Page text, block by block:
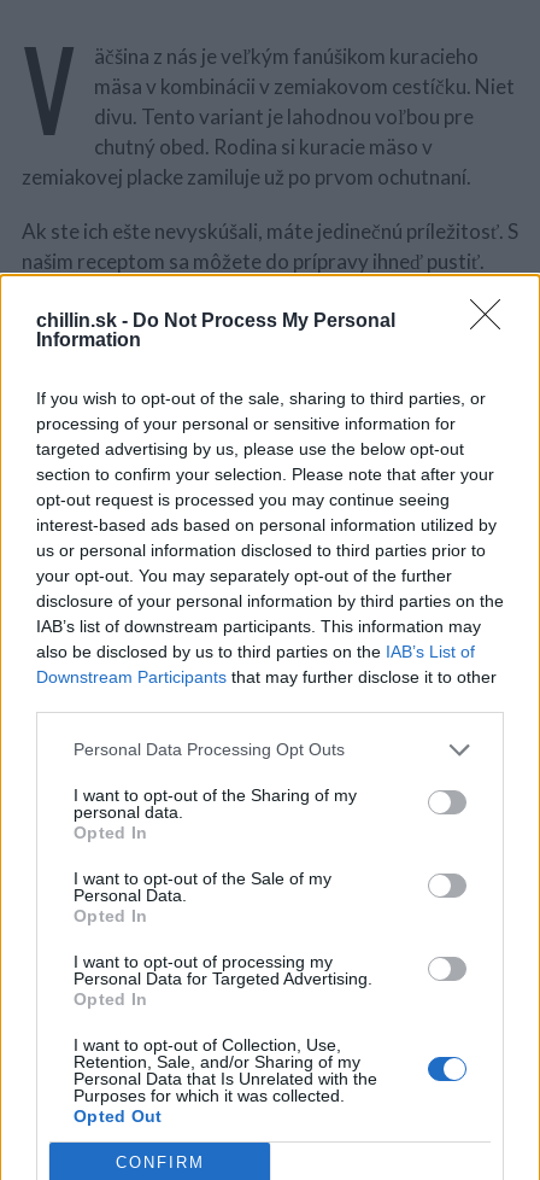
chillin.sk - Do Not Process My Personal
Information
If you wish to opt-out of the sale, sharing to third parties, or
processing of your personal or sensitive information for
targeted advertising by us, please use the below opt-out
section to confirm your selection. Please note that after your
opt-out request is processed you may continue seeing
interest-based ads based on personal information utilized by
us or personal information disclosed to third parties prior to
your opt-out. You may separately opt-out of the further
disclosure of your personal information by third parties on the
IAB’s list of downstream participants. This information may
also be disclosed by us to third parties on the IAB’s List of
Downstream Participants that may further disclose it to other
Personal Data Processing Opt Outs
I want to opt-out of the Sharing of my
personal data.
Opted In
I want to opt-out of the Sale of my
Personal Data.
Opted In
I want to opt-out of processing my
Personal Data for Targeted Advertising.
Opted In
I want to opt-out of Collection, Use,
Retention, Sale, and/or Sharing of my
Personal Data that Is Unrelated with the
Purposes for which it was collected.
Opted Out
CONFIRM
V
äčšina z nás je veľkým fanúšikom kuracieho
mäsa v kombinácii v zemiakovom cestíčku. Niet
divu. Tento variant je lahodnou voľbou pre
chutný obed. Rodina si kuracie mäso v
zemiakovej placke zamiluje už po prvom ochutnaní.
Ak ste ich ešte nevyskúšali, máte jedinečnú príležitosť. S
našim receptom sa môžete do prípravy ihneď pustiť.
500 g kuracieho mäsa
4 zemiaky
2 lyžice hladkej múky
1 vajíčko
Majonéza podľa chuti
korenie
Olej na vyprážanie
POSTUP
Kuracie plátky jemne rozklepeme. Osolíme a okoreníme
z oboch strán.
Zemiaky umyjeme, olúpeme a nastrúhame najemno.
Zmiešame majonézu, vajce, múku, trochu soli a
promícháme.Tuto zmes zmiešame s nastrúhanými
zemiakmi.
Potom mäso obalíme v nastrúhaných zemiakoch. Vždy
zemiaky k mäsu pritlačíme a úhľadne vymiešame.
Poukladáme jednotlivé kusy na panvicu s rozpáleným
olejom. Smažíme 3-4 minúty z oboch strán.
Zdieľajte tento super recept na lahodné kuracie rezne
S
e
a
r
c
h
f
o
r